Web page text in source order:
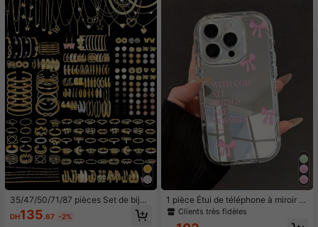
35/47/50/71/87 pièces Set de bijou
x style bohème, comprenant des bo
ucles d'oreilles, colliers, bagues, br
DH135.67 -2%
1 pièce Étui de téléphone à miroir ro
se minimaliste, style fille avec motif
Clients très fidèles